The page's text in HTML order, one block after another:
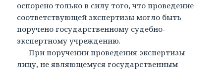
оспорено только в силу того, что проведение
соответствующей экспертизы могло быть
поручено государственному судебно-
экспертному учреждению.
При поручении проведения экспертизы
лицу, не являющемуся государственным